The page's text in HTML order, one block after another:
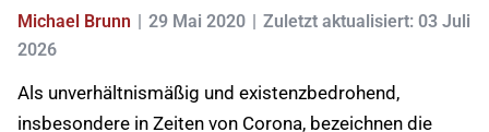
Michael Brunn 29 Mai 2020
Zuletzt aktualisiert: 03 Juli
2026
Als unverhältnismäßig und existenzbedrohend,
insbesondere in Zeiten von Corona, bezeichnen die